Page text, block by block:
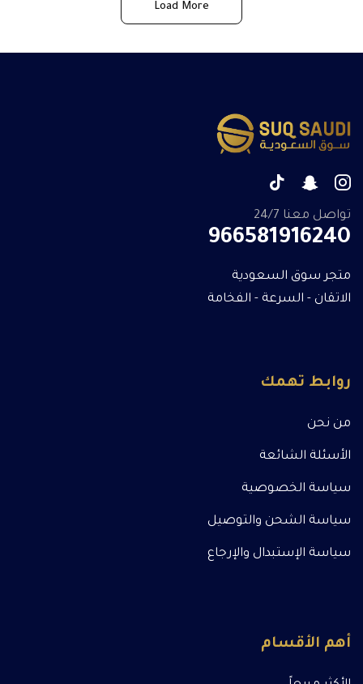
Load More
تواصل معنا 24/7
966581916240
متجر سوق السعودية
الاتقان - السرعة - الفخامة
روابط تهمك
من نحن
الأسئلة الشائعة
سياسة الخصوصية
سياسة الشحن والتوصيل
سياسة الإستبدال والإرجاع
أهم الأقسام